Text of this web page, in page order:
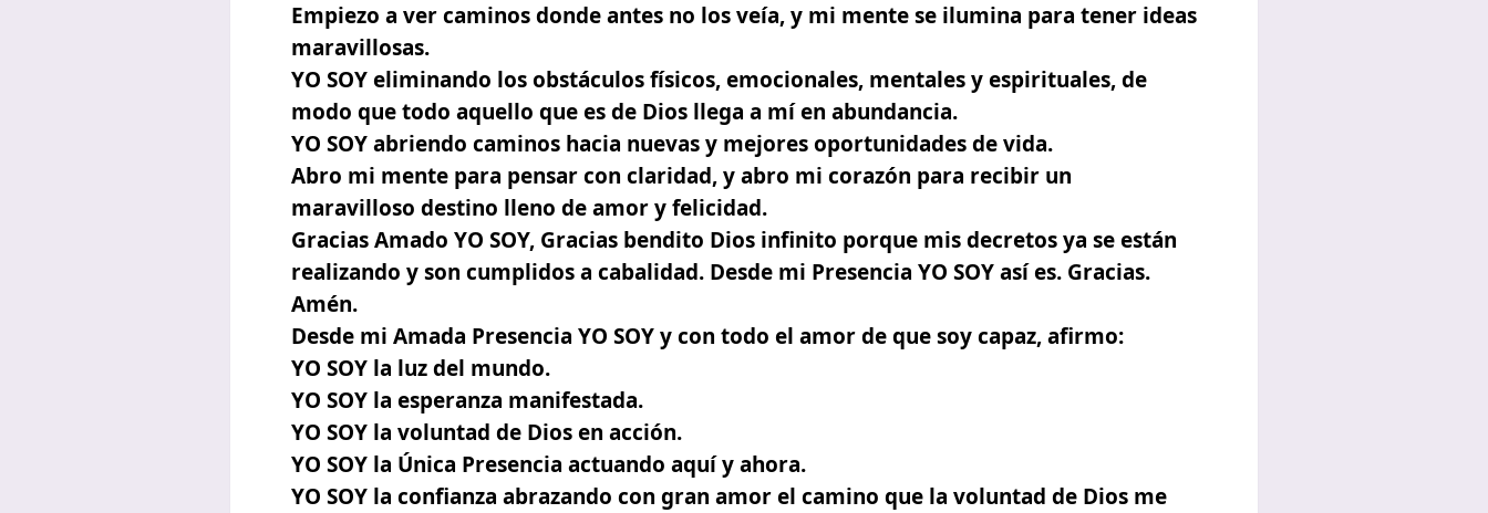
Empiezo a ver caminos donde antes no los veía, y mi mente se ilumina para tener ideas
maravillosas.
YO SOY eliminando los obstáculos físicos, emocionales, mentales y espirituales, de
modo que todo aquello que es de Dios llega a mí en abundancia.
YO SOY abriendo caminos hacia nuevas y mejores oportunidades de vida.
Abro mi mente para pensar con claridad, y abro mi corazón para recibir un
maravilloso destino lleno de amor y felicidad.
Gracias Amado YO SOY, Gracias bendito Dios infinito porque mis decretos ya se están
realizando y son cumplidos a cabalidad. Desde mi Presencia YO SOY así es. Gracias.
Amén.
Desde mi Amada Presencia YO SOY y con todo el amor de que soy capaz, afirmo:
YO SOY la luz del mundo.
YO SOY la esperanza manifestada.
YO SOY la voluntad de Dios en acción.
YO SOY la Única Presencia actuando aquí y ahora.
YO SOY la confianza abrazando con gran amor el camino que la voluntad de Dios me